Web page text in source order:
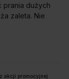
prania dużych
zaleta. Nie